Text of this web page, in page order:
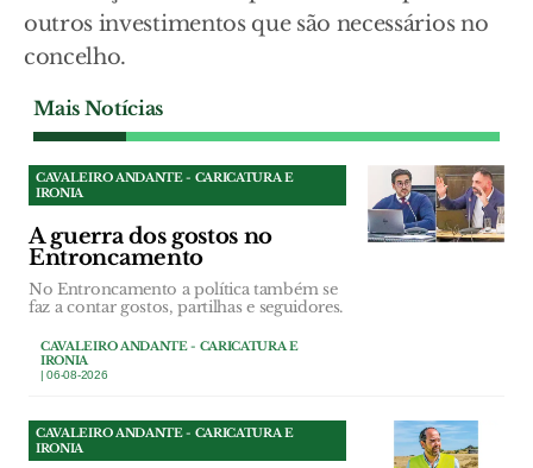
outros investimentos que são necessários no
concelho.
Mais Notícias
CAVALEIRO ANDANTE - CARICATURA E
IRONIA
A guerra dos gostos no
Entroncamento
No Entroncamento a política também se
faz a contar gostos, partilhas e seguidores.
CAVALEIRO ANDANTE - CARICATURA E
IRONIA
| 06-08-2026
CAVALEIRO ANDANTE - CARICATURA E
IRONIA